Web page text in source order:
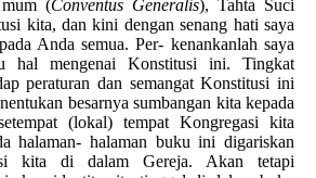
(Conventus Generalis), Tahta Suci
kita, dan kini dengan senang hati saya
Anda semua. Per- kenankanlah saya
hal mengenai Konstitusi ini. Tingkat
peraturan dan semangat Konstitusi ini
besarnya sumbangan kita kepada
(lokal) tempat Kongregasi kita
halaman- halaman buku ini digariskan
kita di dalam Gereja. Akan tetapi